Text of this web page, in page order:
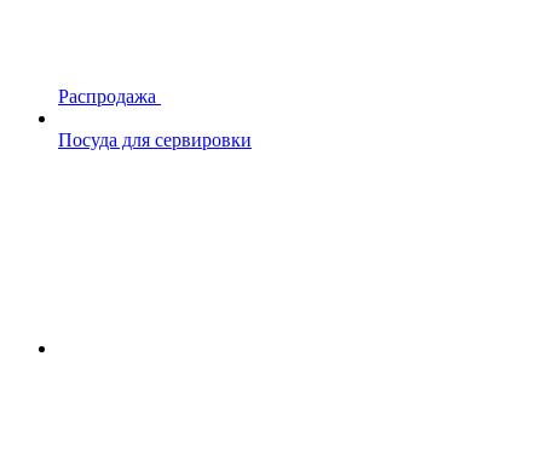
Распродажа
Посуда для сервировки